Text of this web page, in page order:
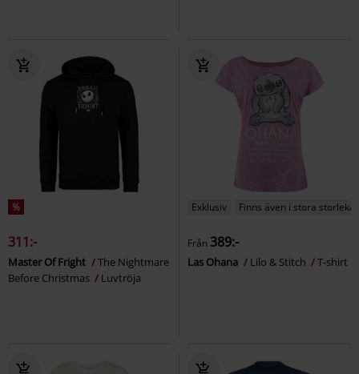
%
311:-
Master Of Fright
The Nightmare
Before Christmas
Luvtröja
Exklusiv Finns även i stora storlekar
Från 389:-
Las Ohana Lilo & Stitch T-shirt